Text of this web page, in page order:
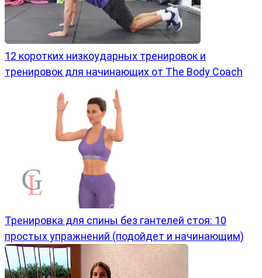
12 коротких низкоударных тренировок и
тренировок для начинающих от The Body Coach
Тренировка для спины без гантелей стоя: 10
простых упражнений (подойдет и начинающим)